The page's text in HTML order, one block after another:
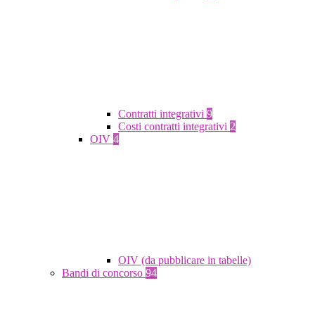
Contratti integrativi 9
Costi contratti integrativi 2
OIV 4
OIV (da pubblicare in tabelle)
Bandi di concorso 94